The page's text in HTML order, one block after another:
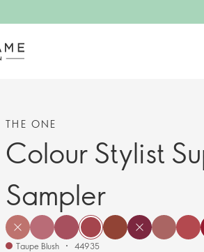
THE ONE
Colour Stylist
Sampler
Taupe Blush 44935